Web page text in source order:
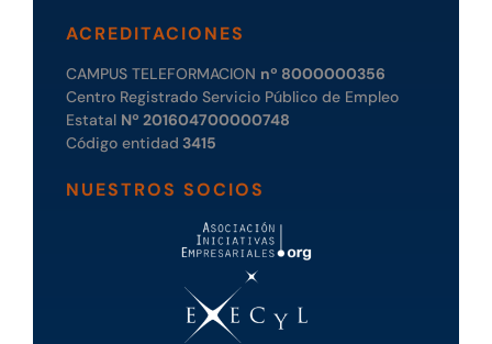
ACREDITACIONES
CAMPUS TELEFORMACION nº 8000000356
Centro Registrado Servicio Público de Empleo
Estatal Nº 201604700000748
Código entidad 3415
NUESTROS SOCIOS